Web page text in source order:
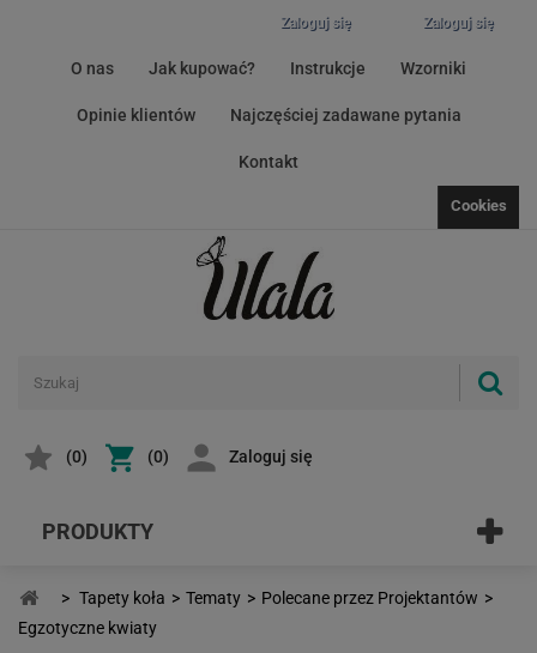
Zaloguj się
Zaloguj się
O nas Jak kupować? Instrukcje Wzorniki
Opinie klientów Najczęściej zadawane pytania
Kontakt
Cookies
(0) (0) Zaloguj się
PRODUKTY
> Tapety koła > Tematy > Polecane przez Projektantów >
Egzotyczne kwiaty